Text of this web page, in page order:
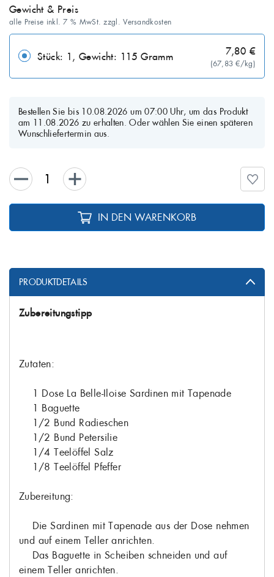
PRODUKTDETAILS
Zubereitungstipp
Zutaten:
1 Dose La Belle-Iloise Sardinen mit Tapenade
1 Baguette
1/2 Bund Radieschen
1/2 Bund Petersilie
1/4 Teelöffel Salz
1/8 Teelöffel Pfeffer
Zubereitung:
Die Sardinen mit Tapenade aus der Dose nehmen
und auf einem Teller anrichten.
Das Baguette in Scheiben schneiden und auf
einem Teller anrichten.
Gewicht & Preis
alle Preise inkl. 7 % MwSt. zzgl. Versandkosten
Stück: 1, Gewicht: 115 Gramm
(67,83 €/kg)
7,80 €
Bestellen Sie bis 10.08.2026 um 07:00 Uhr, um das Produkt
am 11.08.2026 zu erhalten. Oder wählen Sie einen späteren
Wunschliefertermin aus.
IN DEN WARENKORB